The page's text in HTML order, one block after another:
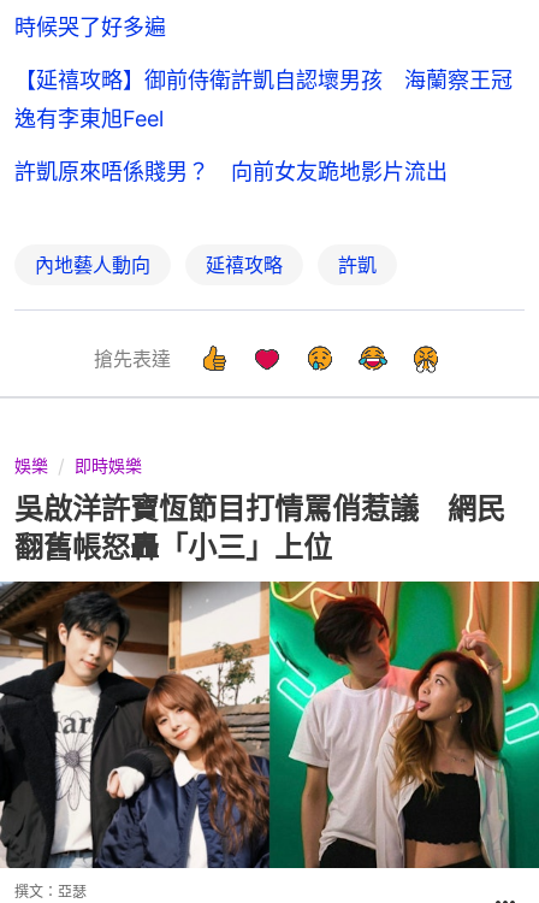
時候哭了好多遍
【延禧攻略】御前侍衛許凱自認壞男孩 海蘭察王冠
逸有李東旭Feel
許凱原來唔係賤男？ 向前女友跪地影片流出
內地藝人動向 延禧攻略 許凱
搶先表達
娛樂 即時娛樂
吳啟洋許寶恆節目打情罵俏惹議 網民
翻舊帳怒轟「小三」上位
撰文： 亞瑟